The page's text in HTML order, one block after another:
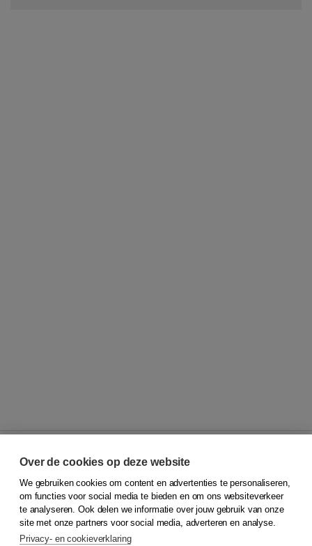
© 2026Koninklijke Boom uitgevers
Klantenservice
Service & informatie
Contact
Over de cookies op deze website
We gebruiken cookies om content en advertenties te personaliseren,
om functies voor social media te bieden en om ons websiteverkeer
te analyseren. Ook delen we informatie over jouw gebruik van onze
site met onze partners voor social media, adverteren en analyse.
Privacy- en cookieverklaring